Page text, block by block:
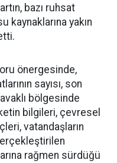
bazı ruhsat
kaynaklarına yakın
önergesinde,
sayısı, son
bölgesinde
bilgileri, çevresel
vatandaşların
rağmen sürdüğü